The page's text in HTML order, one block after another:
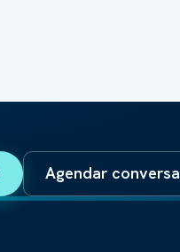
Agendar conversa